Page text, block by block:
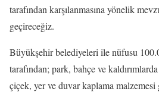
tarafından karşılanmasına yönelik
geçireceğiz.
Büyükşehir belediyeleri ile nüfusu
tarafından; park, bahçe ve
çiçek, yer ve duvar kaplama